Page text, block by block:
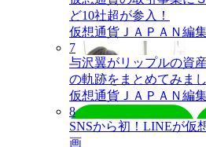
ど10社超が参入！
仮想通貨ＪＡＰＡＮ編
7
与沢翼がリップルの資
の軌跡をまとめてみまし
仮想通貨ＪＡＰＡＮ編
8
SNSから初！LINEが仮
画